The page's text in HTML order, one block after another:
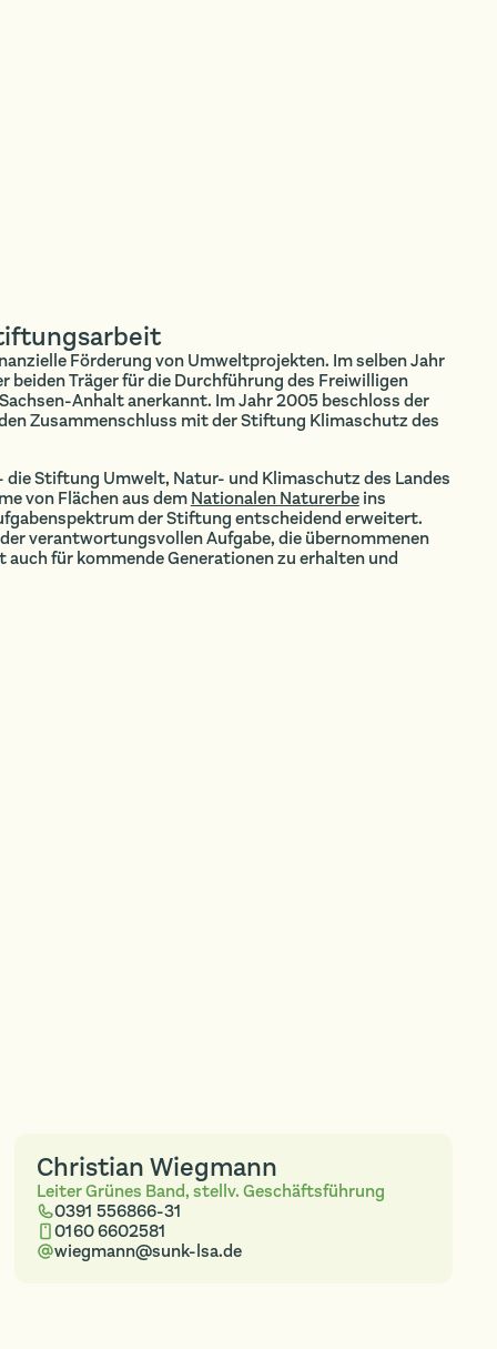
Förderung von Umweltprojekten. Im selben Jahr
beiden Träger für die Durchführung des Freiwilligen
Anhalt anerkannt. Im Jahr 2005 beschloss der
Zusammenschluss mit der Stiftung Klimaschutz des
die Stiftung Umwelt, Natur- und Klimaschutz des Landes
von Flächen aus demNationalen Naturerbeins
der Stiftung entscheidend erweitert.
verantwortungsvollen Aufgabe, die übernommenen
für kommende Generationen zu erhalten und
Christian Wiegmann
Leiter Grünes Band, stellv. Geschäftsführung
0391 556866-31
0160 6602581
wiegmann@sunk-lsa.de